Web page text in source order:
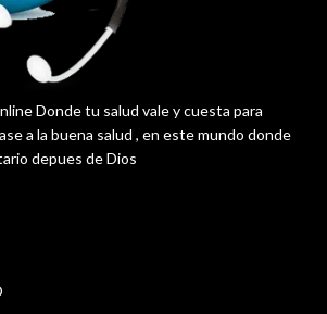
Donde tu salud vale y cuesta para
a la buena salud , en este mundo donde
depues de Dios